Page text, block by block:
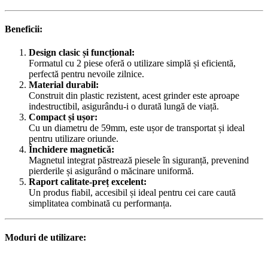
Beneficii:
Design clasic și funcțional:
Formatul cu 2 piese oferă o utilizare simplă și eficientă,
perfectă pentru nevoile zilnice.
Material durabil:
Construit din plastic rezistent, acest grinder este aproape
indestructibil, asigurându-i o durată lungă de viață.
Compact și ușor:
Cu un diametru de 59mm, este ușor de transportat și ideal
pentru utilizare oriunde.
Închidere magnetică:
Magnetul integrat păstrează piesele în siguranță, prevenind
pierderile și asigurând o măcinare uniformă.
Raport calitate-preț excelent:
Un produs fiabil, accesibil și ideal pentru cei care caută
simplitatea combinată cu performanța.
Moduri de utilizare: